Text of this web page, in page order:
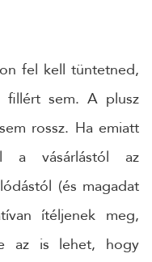
fel kell tüntetned,
fillért sem. A plusz
rossz. Ha emiatt
a vásárlástól az
(és magadat
ítéljenek meg,
az is lehet, hogy